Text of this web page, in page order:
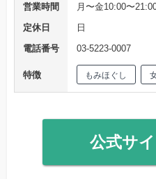
営業時間
月〜金10:00〜
定休日
日
電話番号
03-5223-0007
特徴 もみほぐし
公式サ